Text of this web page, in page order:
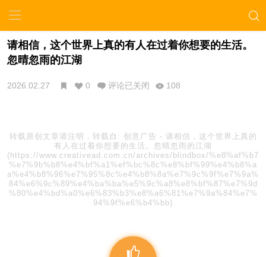
请相信，这个世界上真的有人在过着你想要的生活。
忽晴忽雨的江湖
2026.02.27 0 评论已关闭 108
转载原创文章请注明，转载自: 创意广告 - 请相信，这个世界上真的
有人在过着你想要的生活。忽晴忽雨的江湖
(https://www.creativead.com.cn/archives/blindbox/%e8%af%b7
%e7%9b%b8%e4%bf%a1%ef%bc%8c%e8%bf%99%e4%b8%a
a%e4%b8%96%e7%95%8c%e4%b8%8a%e7%9c%9f%e7%9a%
84%e6%9c%89%e4%ba%ba%e5%9c%a8%e8%bf%87%e7%9d
%80%e4%bd%a0%e6%83%b3%e8%a6%81%e7%9a%84%e7%
94%9f%e6%b4%bb)